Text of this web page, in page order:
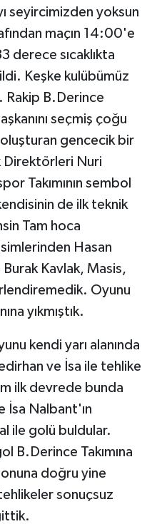
seyircimizden yoksun
maçın 14:00'e
derece sıcaklıkta
Keşke kulübümüz
Rakip B.Derince
seçmiş çoğu
oluşturan gencecik bir
Direktörleri Nuri
Takımının sembol
de ilk teknik
Tam hoca
Hasan
Kavlak, Masis,
Oyunu
yıkmıştık.
kendi yarı alanında
ve İsa ile tehlike
ilk devrede bunda
İsa Nalbant'ın
ile golü buldular.
B.Derince Takımına
doğru yine
sonuçsuz